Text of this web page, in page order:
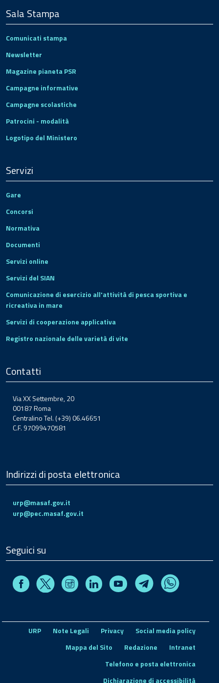
Sala Stampa
Comunicati stampa
Newsletter
Magazine pianeta PSR
Campagne informative
Campagne scolastiche
Patrocini - modalità
Logotipo del Ministero
Servizi
Gare
Concorsi
Normativa
Documenti
Servizi online
Servizi del SIAN
Comunicazione di esercizio all'attività di pesca sportiva e
ricreativa in mare
Servizi di cooperazione applicativa
Registro nazionale delle varietà di vite
Contatti
Via XX Settembre, 20
00187 Roma
Centralino Tel. (+39) 06.46651
C.F. 97099470581
Indirizzi di posta elettronica
urp@masaf.gov.it
urp@pec.masaf.gov.it
Seguici su
FacebookX InstagramLinkedin Youtube TelegramWhatsapp
URP Note Legali Privacy
Social media policy
Mappa del Sito
Redazione
Intranet
Telefono e posta elettronica
Dichiarazione di accessibilità